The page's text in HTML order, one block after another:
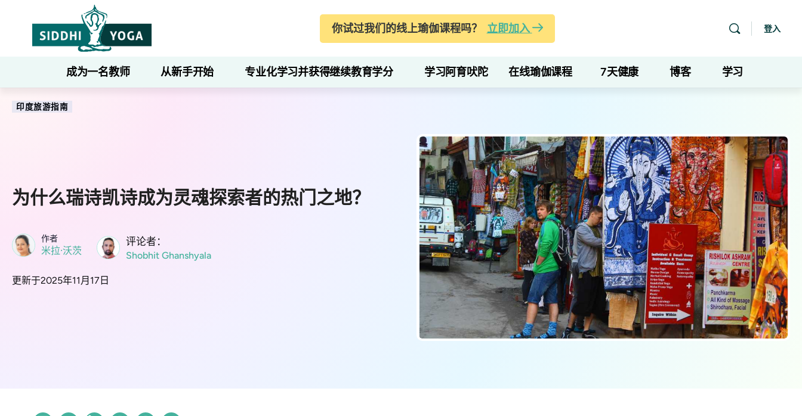
你试过我们的线上瑜伽课程吗？ 立即加入 登入
成为一名教师 从新手开始 专业化学习并获得继续教育学分 学习阿育吠陀 在线瑜伽课程 7天健康 博客 学习
印度旅游指南
为什么瑞诗凯诗成为灵魂探索者的热门之地？
作者
米拉·沃茨
评论者：
Shobhit Ghanshyala
更新于2025年11月17日